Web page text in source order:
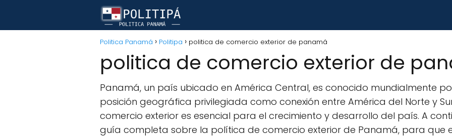
Politica Panamá Politipa politica de comercio exterior de panamá
politica de comercio exterior de
Panamá, un país ubicado en América Central, es conocido mundialmente
posición geográfica privilegiada como conexión entre América del Norte y
comercio exterior es esencial para el crecimiento y desarrollo del país. A
guía completa sobre la política de comercio exterior de Panamá, para que